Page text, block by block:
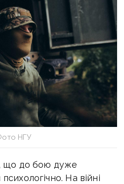
НГУ
що до бою дуже
На війні